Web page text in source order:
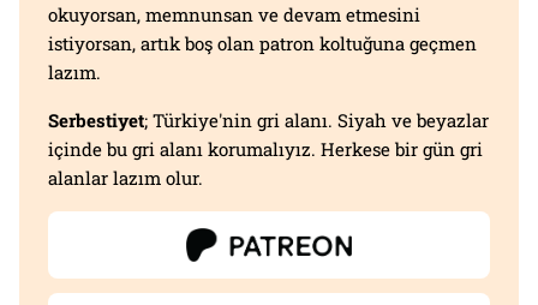
okuyorsan, memnunsan ve devam etmesini
istiyorsan, artık boş olan patron koltuğuna geçmen
lazım.
Serbestiyet; Türkiye'nin gri alanı. Siyah ve beyazlar
içinde bu gri alanı korumalıyız. Herkese bir gün gri
alanlar lazım olur.